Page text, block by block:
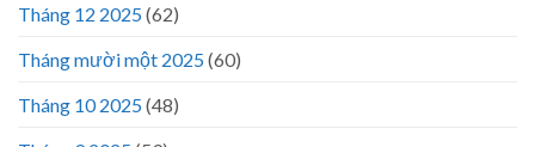
Tháng 12 2025(62)
Tháng mười một 2025(60)
Tháng 10 2025(48)